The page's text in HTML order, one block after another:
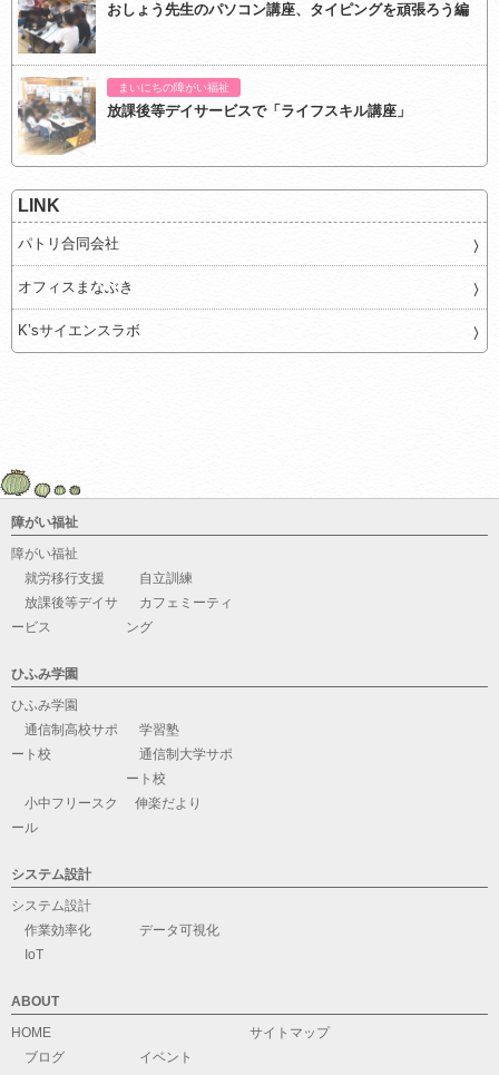
おしょう先生のパソコン講座、タイピングを頑張ろう編
まいにちの障がい福祉
放課後等デイサービスで「ライフスキル講座」
LINK
パトリ合同会社
オフィスまなぶき
K’sサイエンスラボ
障がい福祉
障がい福祉
就労移行支援
自立訓練
放課後等デイサ
ービス
カフェミーティ
ング
ひふみ学園
ひふみ学園
通信制高校サポ
ート校
学習塾
通信制大学サポ
ート校
小中フリースク
ール
伸楽だより
システム設計
システム設計
作業効率化
データ可視化
IoT
ABOUT
HOME
ブログ
イベント
サイトマップ